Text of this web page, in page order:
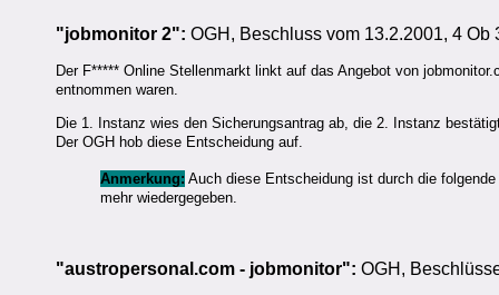
"jobmonitor 2": OGH, Beschluss vom 13.2.2001, 4 Ob
Der F***** Online Stellenmarkt linkt auf das Angebot von
entnommen waren.
Die 1. Instanz wies den Sicherungsantrag ab, die 2. Instanz
Der OGH hob diese Entscheidung auf.
Anmerkung: Auch diese Entscheidung ist durch die
mehr wiedergegeben.
"austropersonal.com - jobmonitor": OGH,